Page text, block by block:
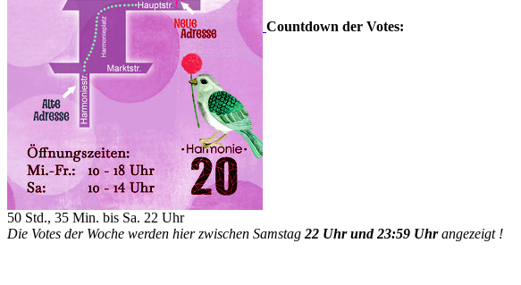
Countdown der Votes:
50 Std., 35 Min. bis Sa. 22 Uhr
Die Votes der Woche werden hier zwischen Samstag 22 Uhr und 23:59 Uhrangezeigt !